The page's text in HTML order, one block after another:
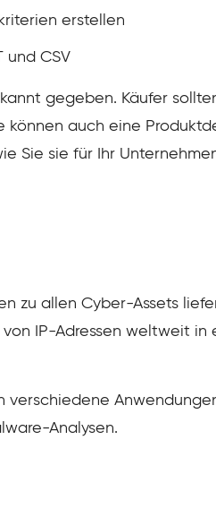
erstellen
und CSV
gegeben. Käufer
können auch eine
Sie sie für Ihr
zu allen Cyber-Assets
IP-Adressen weltweit in
verschiedene
Analysen.